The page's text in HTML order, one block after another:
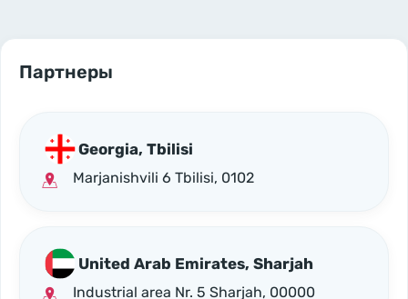
Партнеры
Georgia, Tbilisi
Marjanishvili 6 Tbilisi, 0102
United Arab Emirates, Sharjah
Industrial area Nr. 5 Sharjah, 00000